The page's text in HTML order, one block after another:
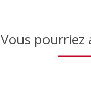
Vous pourriez